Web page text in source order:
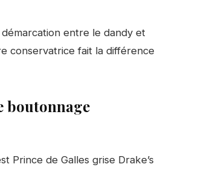
entre le dandy et
conservatrice fait la différence
boutonnage
Prince de Galles grise Drake’s